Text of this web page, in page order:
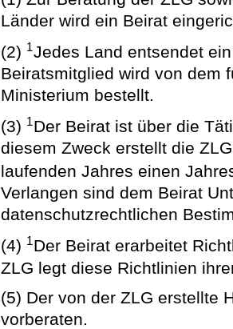
Länder wird ein Beirat
(2) 1Jedes Land entsendet
Beiratsmitglied wird von dem
Ministerium bestellt.
(3) 1Der Beirat ist über die
diesem Zweck erstellt die
laufenden Jahres einen
Verlangen sind dem Beirat
datenschutzrechtlichen
(4) 1Der Beirat erarbeitet
ZLG legt diese Richtlinien
(5) Der von der ZLG erstellte
vorberaten.